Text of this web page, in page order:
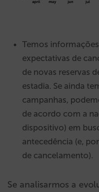
Temos
expectativas de
de novas reservas
estadia. Se ainda
campanhas,
de acordo com a
dispositivo) em
antecedência (e,
de cancelamento).
Se analisarmos a